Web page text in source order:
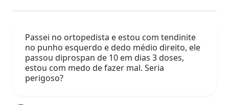
Passei no ortopedista e estou com tendinite
no punho esquerdo e dedo médio direito, ele
passou diprospan de 10 em dias 3 doses,
estou com medo de fazer mal. Seria
perigoso?